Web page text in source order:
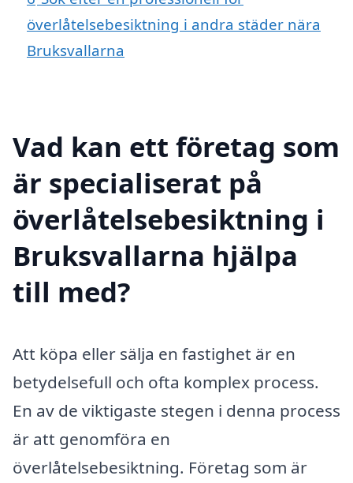
överlåtelsebesiktning i andra städer nära
Bruksvallarna
Vad kan ett företag som
är specialiserat på
överlåtelsebesiktning i
Bruksvallarna hjälpa
till med?
Att köpa eller sälja en fastighet är en
betydelsefull och ofta komplex process.
En av de viktigaste stegen i denna process
är att genomföra en
överlåtelsebesiktning. Företag som är